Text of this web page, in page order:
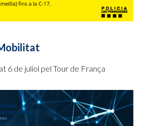
6 de juliol pel Tour de França